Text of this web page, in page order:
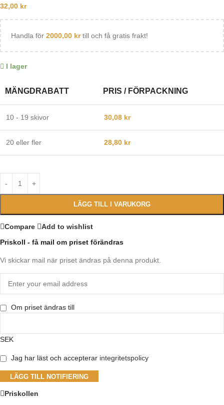
32,00 kr
Handla för 2000,00 krtill och få gratis frakt!
I lager
MÄNGDRABATT PRIS / FÖRPACKNING
10 - 19 skivor 30,08 kr
20 eller fler 28,80 kr
LÄGG TILL I VARUKORG
Compare
Add to wishlist
Priskoll - få mail om priset förändras
Vi skickar mail när priset ändras på denna produkt.
Om priset ändras till
SEK
Jag har läst och accepterar integritetspolicy
LÄGG TILL NOTIFIERING
Priskollen